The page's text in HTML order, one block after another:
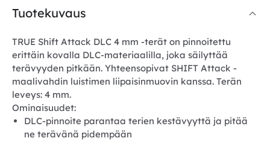
Tuotekuvaus
TRUE Shift Attack DLC 4 mm -terät on pinnoitettu
erittäin kovalla DLC-materiaalilla, joka säilyttää
terävyyden pitkään. Yhteensopivat SHIFT Attack -
maalivahdin luistimen liipaisinmuovin kanssa. Terän
leveys: 4 mm.
Ominaisuudet:
DLC-pinnoite parantaa terien kestävyyttä ja pitää
ne terävänä pidempään